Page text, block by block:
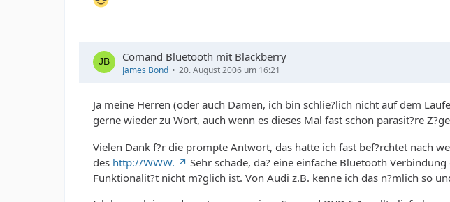
Comand Bluetooth mit Blackberry
James Bond 20. August 2006 um 16:21
Ja meine Herren (oder auch Damen, ich bin schlie?lich nicht auf dem
gerne wieder zu Wort, auch wenn es dieses Mal fast schon parasit?re
Vielen Dank f?r die prompte Antwort, das hatte ich fast bef?rchtet nach
des http://WWW.
Sehr schade, da? eine einfache Bluetooth
Funktionalit?t nicht m?glich ist. Von Audi z.B. kenne ich das n?mlich so